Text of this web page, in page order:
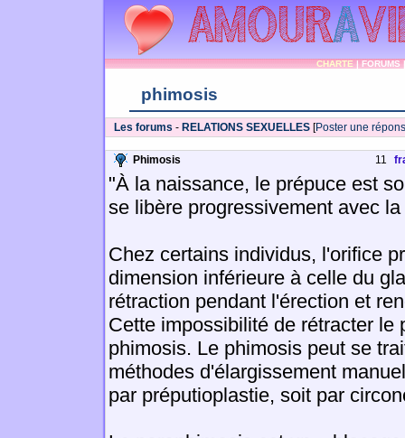
CHARTE|FORUMS
phimosis
Les forums - RELATIONS SEXUELLES [Poster une
Phimosis 11
"À la naissance, le prépuce est
se libère progressivement avec
Chez certains individus, l'orifice
dimension inférieure à celle du
rétraction pendant l'érection et
Cette impossibilité de rétracter le
phimosis. Le phimosis peut se
méthodes d'élargissement
par préputioplastie, soit par